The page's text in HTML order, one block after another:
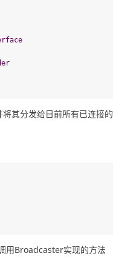
其分发给目前所有已连接的
用Broadcaster实现的方法